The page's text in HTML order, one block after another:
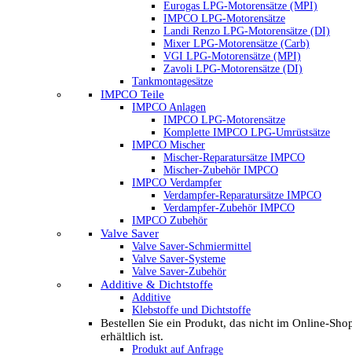
Eurogas LPG-Motorensätze (MPI)
IMPCO LPG-Motorensätze
Landi Renzo LPG-Motorensätze (DI)
Mixer LPG-Motorensätze (Carb)
VGI LPG-Motorensätze (MPI)
Zavoli LPG-Motorensätze (DI)
Tankmontagesätze
IMPCO Teile
IMPCO Anlagen
IMPCO LPG-Motorensätze
Komplette IMPCO LPG-Umrüstsätze
IMPCO Mischer
Mischer-Reparatursätze IMPCO
Mischer-Zubehör IMPCO
IMPCO Verdampfer
Verdampfer-Reparatursätze IMPCO
Verdampfer-Zubehör IMPCO
IMPCO Zubehör
Valve Saver
Valve Saver-Schmiermittel
Valve Saver-Systeme
Valve Saver-Zubehör
Additive & Dichtstoffe
Additive
Klebstoffe und Dichtstoffe
Bestellen Sie ein Produkt, das nicht im Online-
erhältlich ist.
Produkt auf Anfrage